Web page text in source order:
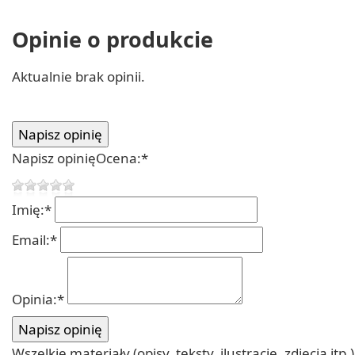
Opinie o produkcie
Aktualnie brak opinii.
Napisz opinięOcena:*
Imię:*
Email:*
Opinia:*